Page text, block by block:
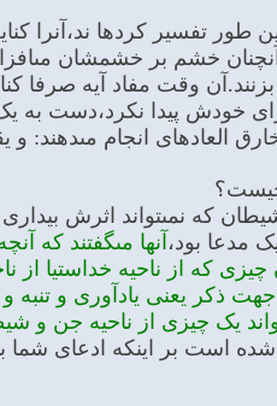
طور تفسیر کرده‏ا ند،آنرا
خشم بر خشمشان
بزنند.آن وقت مفاد آیه
خودش پیدا نکرد،دست به یک
العاده‏اى انجام مى‏دهند: و
که نمى‏تواند اثرش
مدعا بود، آنها مى‏گفتند که
چیزى که از ناحیه خداست‏یا
ذکر یعنى یادآورى و تنبه
یک چیزى از ناحیه جن و
شده است بر اینکه ادعاى